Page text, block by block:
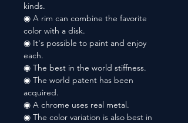
kinds.
◉ A rim can combine the favorite
color with a disk.
◉ It's possible to paint and enjoy
each.
◉ The best in the world stiffness.
◉ The world patent has been
acquired.
◉ A chrome uses real metal.
◉ The color variation is also best in